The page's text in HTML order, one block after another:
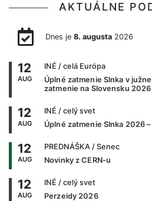
AKTUÁLNE
Dnes je 8. augusta2026
12
AUG
INÉ / celá Európa
Úplné zatmenie Slnka v
zatmenie na Slovensku 2026
12
AUG
INÉ / celý svet
Úplné zatmenie Slnka 2026
12
AUG
PREDNÁŠKA / Senec
Novinky z CERN-u
12
AUG
INÉ / celý svet
Perzeidy 2026